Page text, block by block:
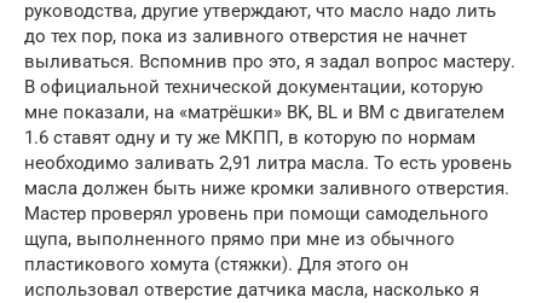
руководства, другие утверждают, что масло надо лить
до тех пор, пока из заливного отверстия не начнет
выливаться. Вспомнив про это, я задал вопрос мастеру.
В официальной технической документации, которую
мне показали, на «матрёшки» BK, BL и BM с двигателем
1.6 ставят одну и ту же МКПП, в которую по нормам
необходимо заливать 2,91 литра масла. То есть уровень
масла должен быть ниже кромки заливного отверстия.
Мастер проверял уровень при помощи самодельного
щупа, выполненного прямо при мне из обычного
пластикового хомута (стяжки). Для этого он
использовал отверстие датчика масла, насколько я